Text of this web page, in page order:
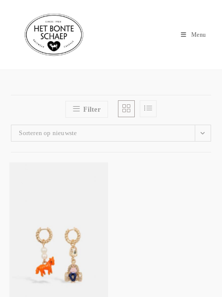
Menu
Filter
Sorteren op nieuwste